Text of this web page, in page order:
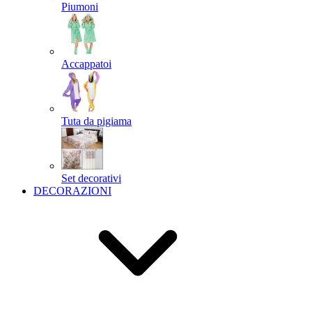
Piumoni
Accappatoi
Tuta da pigiama
Set decorativi
DECORAZIONI